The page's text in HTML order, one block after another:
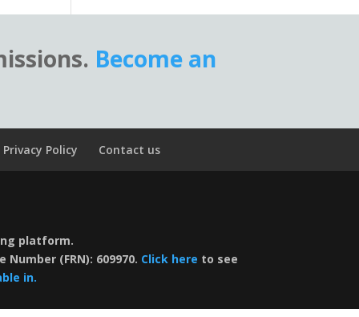
Become an
Privacy Policy Contact us
platform.
(FRN): 609970. Click here to see
in.